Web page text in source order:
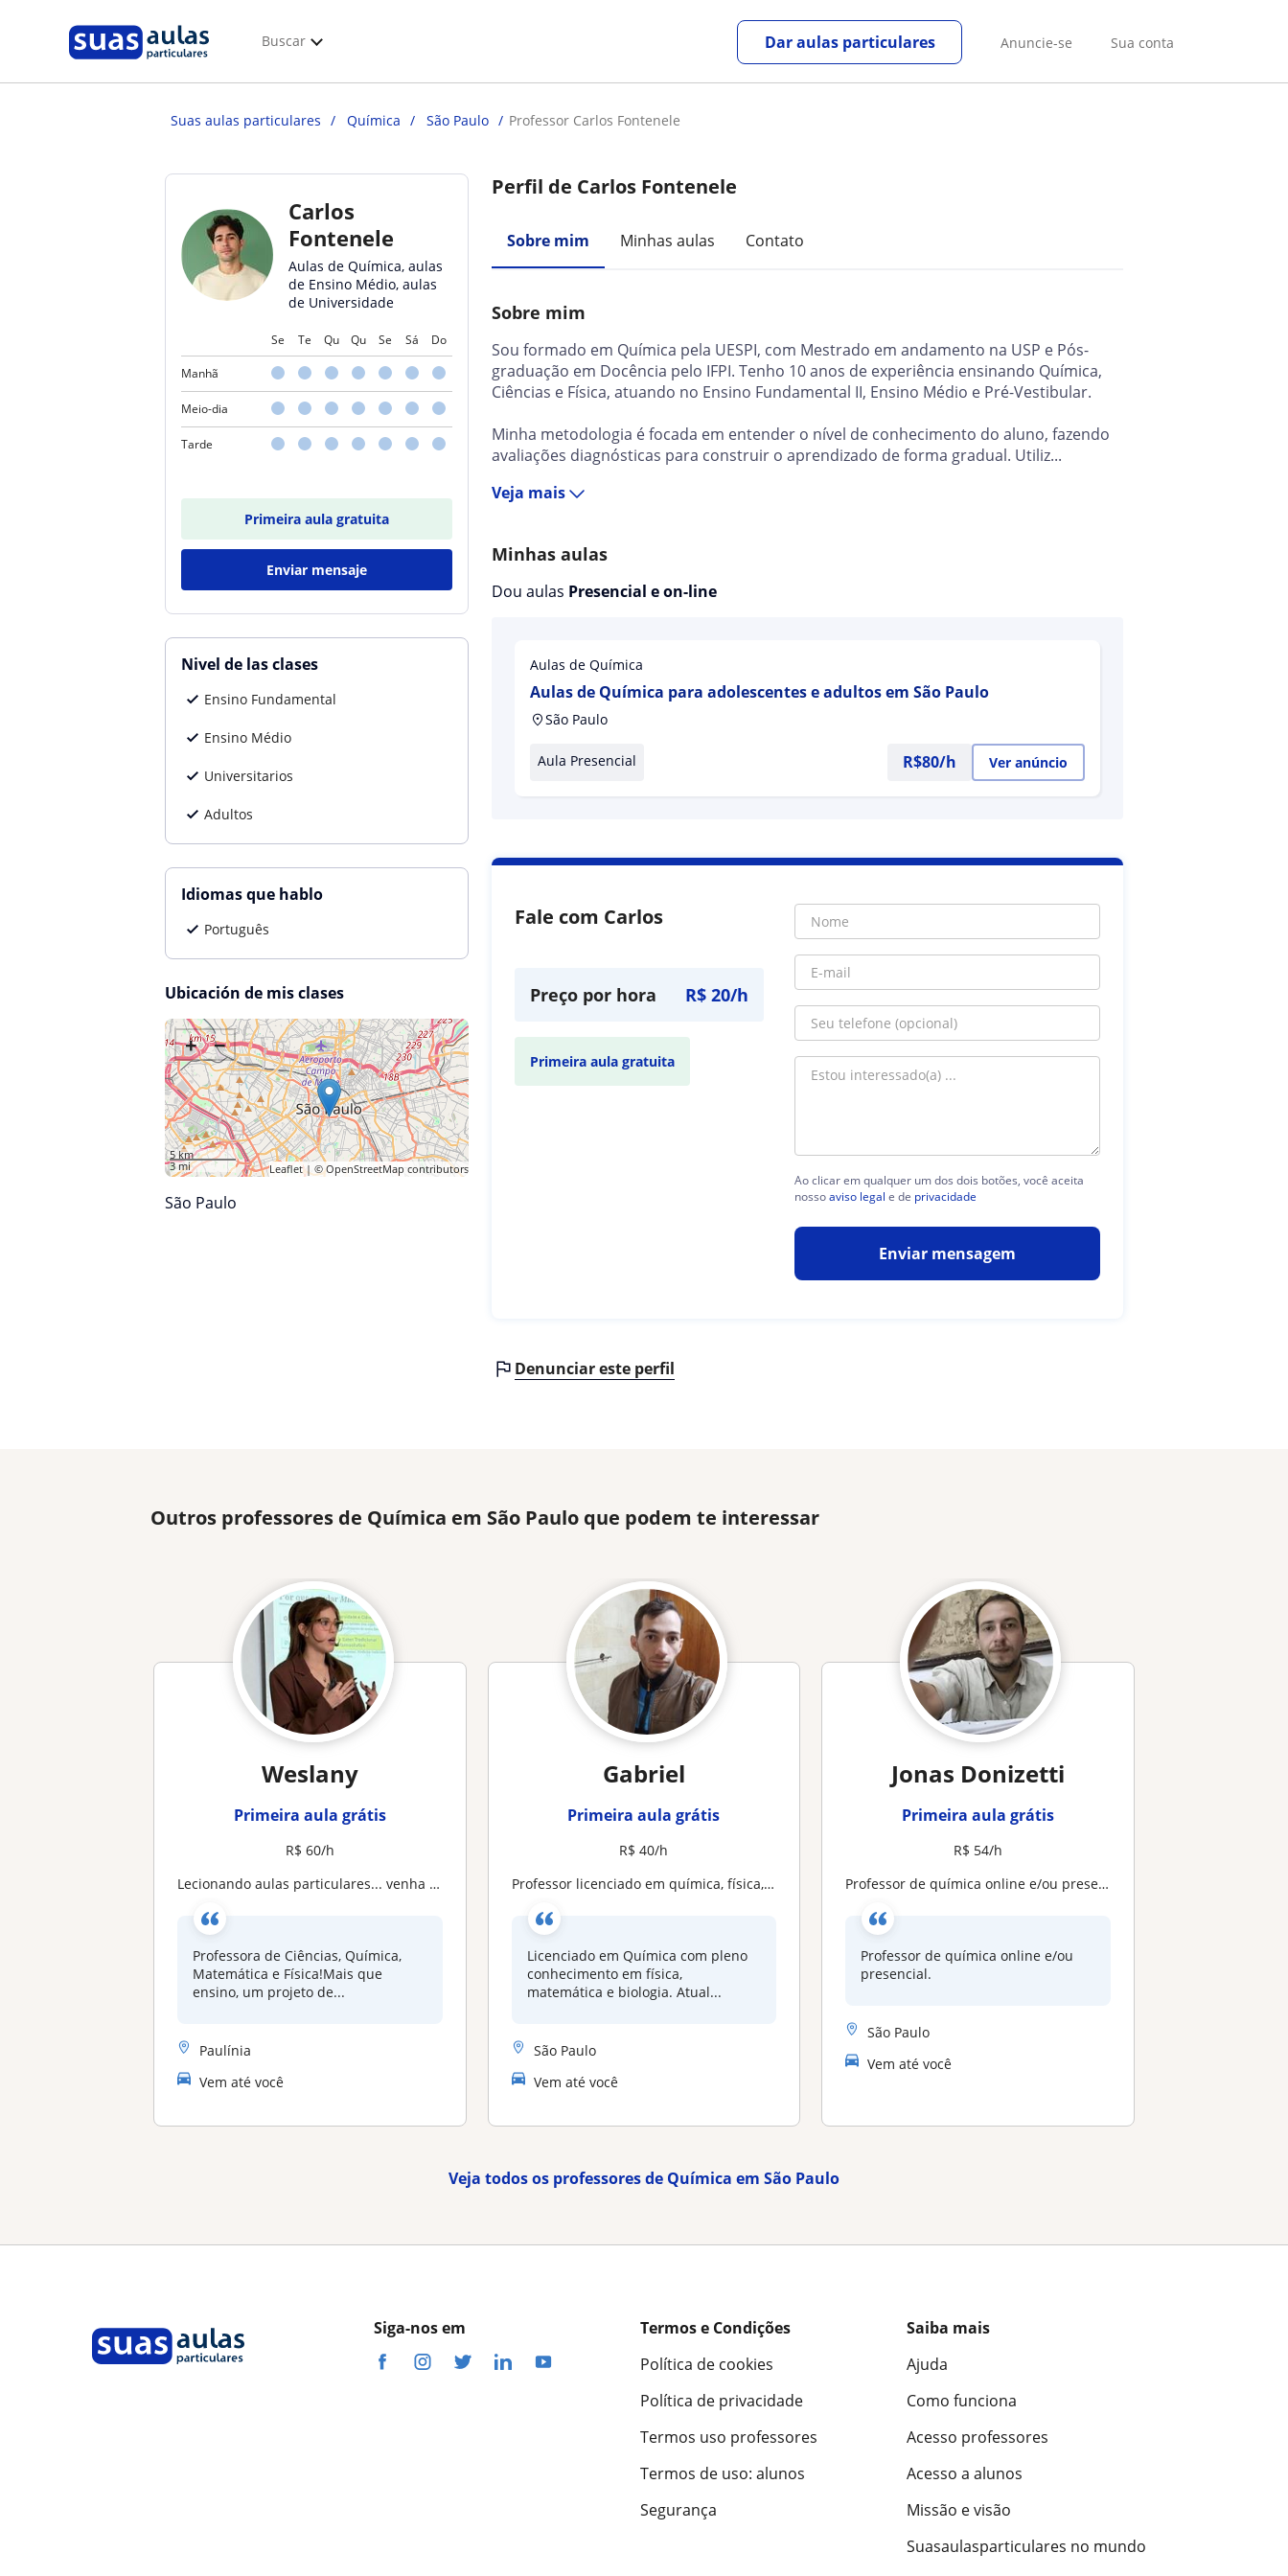
Buscar Anuncie-se Sua conta
Dar aulas particulares
Suas aulas particulares Química São Paulo Professor Carlos Fontenele
Carlos
Fontenele
Aulas de Química, aulas
de Ensino Médio, aulas
de Universidade
Se Te Qu Qu Se Sá Do
Manhã
Meio-dia
Tarde
Primeira aula gratuita
Enviar mensaje
Nivel de las clases
Ensino Fundamental
Ensino Médio
Universitarios
Adultos
Idiomas que hablo
Português
Ubicación de mis clases
+ −
5 km
3 mi
Leaflet| ©OpenStreetMap contributors
São Paulo
Perfil de Carlos Fontenele
Sobre mim Minhas aulas Contato
Sobre mim
Sou formado em Química pela UESPI, com Mestrado em andamento na USP e Pós-
graduação em Docência pelo IFPI. Tenho 10 anos de experiência ensinando Química,
Ciências e Física, atuando no Ensino Fundamental II, Ensino Médio e Pré-Vestibular.
Minha metodologia é focada em entender o nível de conhecimento do aluno, fazendo
avaliações diagnósticas para construir o aprendizado de forma gradual. Utiliz...
Veja mais
Minhas aulas
Dou aulas Presencial e on-line
Aulas de Química
Aulas de Química para adolescentes e adultos em São Paulo
São Paulo
Aula Presencial R$80/h Ver anúncio
Fale com Carlos
Preço por hora R$ 20/h
Primeira aula gratuita
Ao clicar em qualquer um dos dois botões, você aceita
nossoaviso legal e de privacidade
Enviar mensagem
Denunciar este perfil
Outros professores de Química em São Paulo que podem te interessar
Weslany
Primeira aula grátis
R$ 60/h
lecionando aulas particulares... venha conhece
Professora de Ciências, Química,
Matemática e Física!Mais que
ensino, um projeto de...
Paulínia
Vem até você
Gabriel
Primeira aula grátis
R$ 40/h
Professor licenciado em química, física, matemática e biologia
Licenciado em Química com pleno
conhecimento em física,
matemática e biologia. Atual...
São Paulo
Vem até você
Jonas Donizetti
Primeira aula grátis
R$ 54/h
Professor de química online e/ou presencial
Professor de química online e/ou
presencial.
São Paulo
Vem até você
Veja todos os professores de Química em São Paulo
Siga-nos em
Termos e Condições
Política de cookies
Política de privacidade
Termos uso professores
Termos de uso: alunos
Segurança
Saiba mais
Ajuda
Como funciona
Acesso professores
Acesso a alunos
Missão e visão
Suasaulasparticulares no mundo